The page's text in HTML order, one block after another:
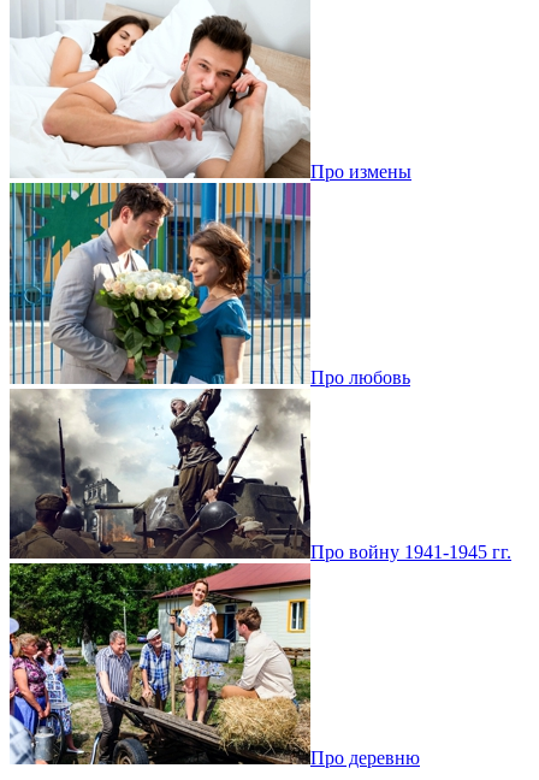
Про измены
Про любовь
Про войну 1941-1945 гг.
Про деревню